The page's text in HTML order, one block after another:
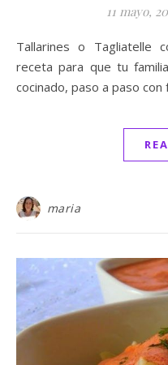
11 mayo,
Tallarines o Tagliatelle con Albóndigas y Tomate, una
receta para que tu
cocinado, paso a paso
maria